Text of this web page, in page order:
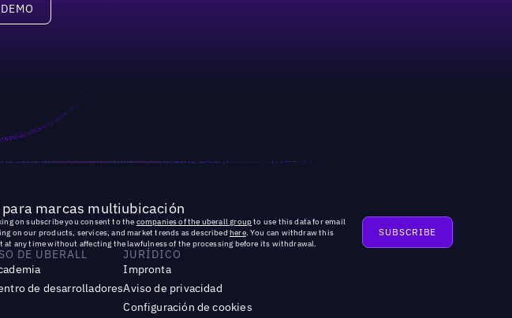
marcas multiubicación
on subscribe you consent to the companies of the uberall groupto use this data for email
on our products, services, and market trends as described here. You can withdraw this
at any time without affecting the lawfulness of the processing before its withdrawal.
DE UBERALL
de desarrolladores
JURÍDICO
Impronta
Aviso de privacidad
Configuración de cookies